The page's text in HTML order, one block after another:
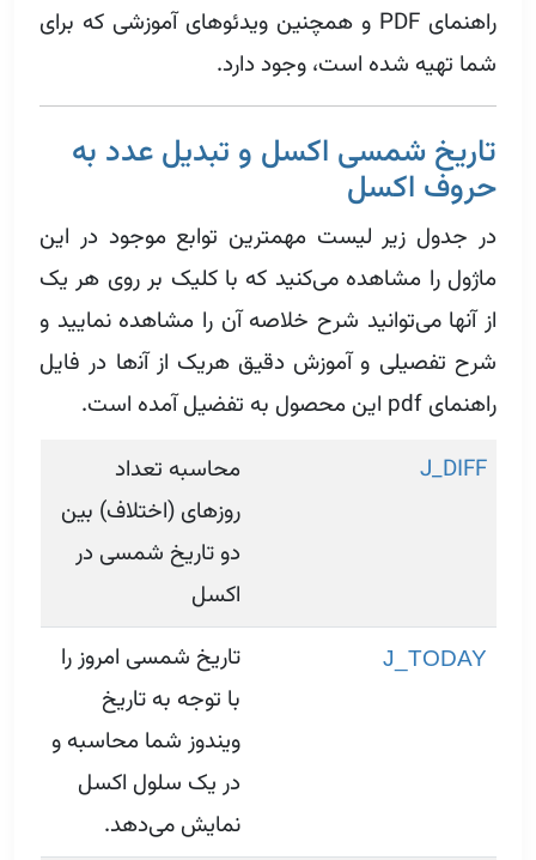
راهنمای PDF و همچنین ویدئوهای آموزشی که برای
شما تهیه شده است، وجود دارد.
تاریخ شمسی اکسل و تبدیل عدد به
حروف اکسل
در جدول زیر لیست مهمترین توابع موجود در این
ماژول را مشاهده می‌کنید که با کلیک بر روی هر یک
از آنها می‌توانید شرح خلاصه آن را مشاهده نمایید و
شرح تفصیلی و آموزش دقیق هریک از آن‍‍‌ها در فایل
راهنمای pdf این محصول به تفضیل آمده است.
J_DIFF
محاسبه تعداد
روزهای (اختلاف) بین
دو تاریخ شمسی در
اکسل
J_TODAY
تاریخ شمسی امروز را
با توجه به تاریخ
ویندوز شما محاسبه و
در یک سلول اکسل
نمایش می‌دهد.